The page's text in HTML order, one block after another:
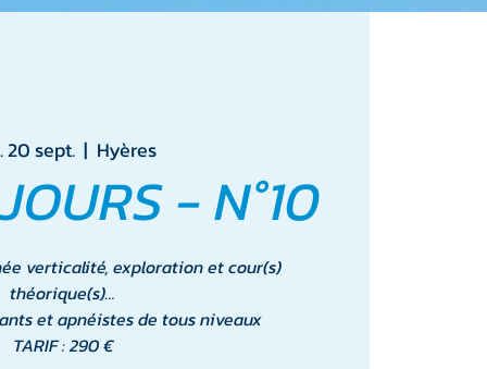
20 sept.
  |
Hyères
- N°10
verticalité, exploration et cour(s)
théorique(s)…
et apnéistes de tous niveaux
TARIF : 290 €